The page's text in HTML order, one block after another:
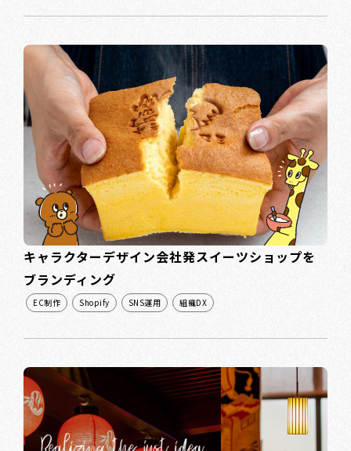
キャラクターデザイン会社発スイーツショップを
ブランディング
EC制作 Shopify SNS運用 組織DX